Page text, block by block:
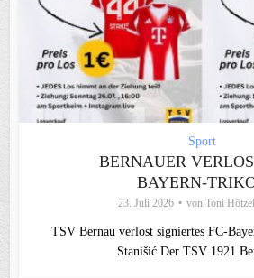
Sport
BERNAUER
BAYERN-
23. Juli 2026 von Toni
TSV Bernau verlost signiertes
Stanišić Der TSV 1921